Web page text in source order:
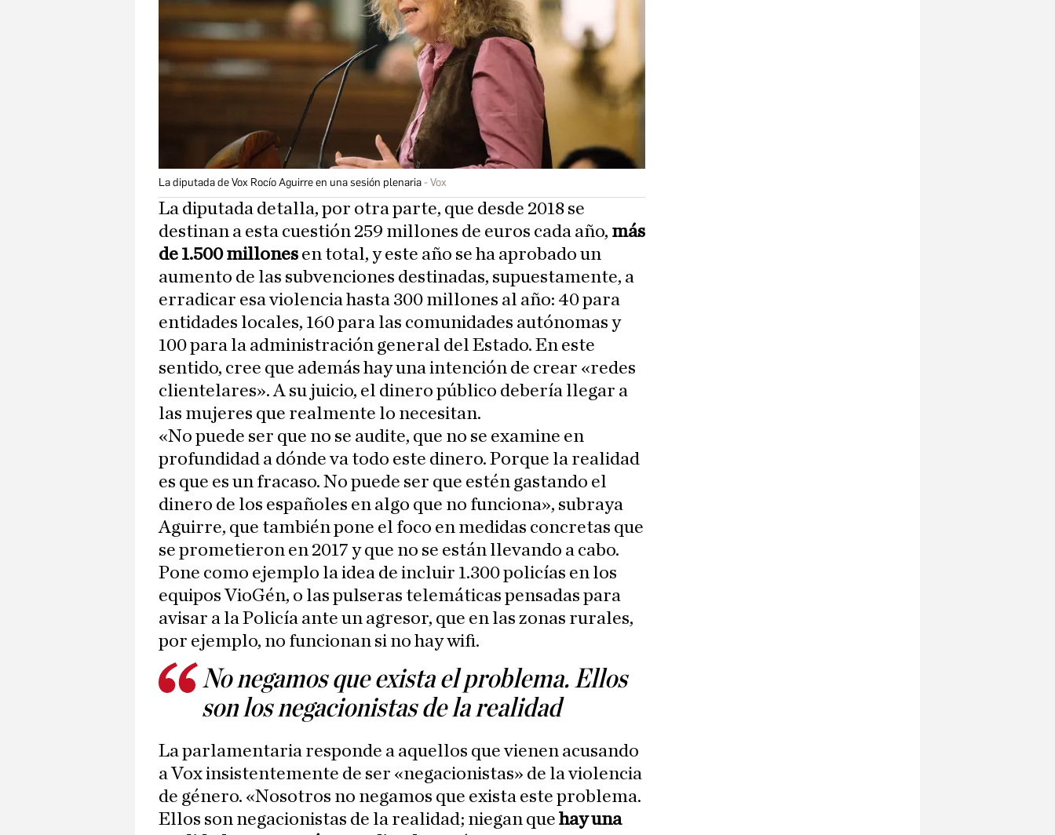
La diputada de Vox Rocío Aguirre en una sesión plenaria Vox
La diputada detalla, por otra parte, que desde 2018 se
destinan a esta cuestión 259 millones de euros cada año, más
de 1.500 millones en total, y este año se ha aprobado un
aumento de las subvenciones destinadas, supuestamente, a
erradicar esa violencia hasta 300 millones al año: 40 para
entidades locales, 160 para las comunidades autónomas y
100 para la administración general del Estado. En este
sentido, cree que además hay una intención de crear «redes
clientelares». A su juicio, el dinero público debería llegar a
las mujeres que realmente lo necesitan.
«No puede ser que no se audite, que no se examine en
profundidad a dónde va todo este dinero. Porque la realidad
es que es un fracaso. No puede ser que estén gastando el
dinero de los españoles en algo que no funciona», subraya
Aguirre, que también pone el foco en medidas concretas que
se prometieron en 2017 y que no se están llevando a cabo.
Pone como ejemplo la idea de incluir 1.300 policías en los
equipos VioGén, o las pulseras telemáticas pensadas para
avisar a la Policía ante un agresor, que en las zonas rurales,
por ejemplo, no funcionan si no hay wifi.
No negamos que exista el problema. Ellos
son los negacionistas de la realidad
La parlamentaria responde a aquellos que vienen acusando
a Vox insistentemente de ser «negacionistas» de la violencia
de género. «Nosotros no negamos que exista este problema.
Ellos son negacionistas de la realidad; niegan que hay una